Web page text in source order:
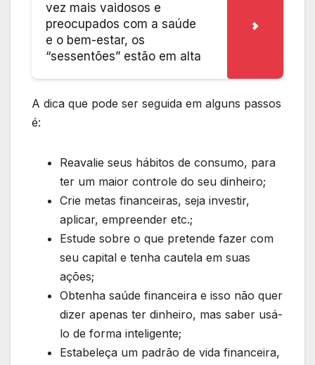
vez mais vaidosos e
preocupados com a saúde
e o bem-estar, os
“sessentões” estão em alta
A dica que pode ser seguida em alguns passos
é:
Reavalie seus hábitos de consumo, para
ter um maior controle do seu dinheiro;
Crie metas financeiras, seja investir,
aplicar, empreender etc.;
Estude sobre o que pretende fazer com
seu capital e tenha cautela em suas
ações;
Obtenha saúde financeira e isso não quer
dizer apenas ter dinheiro, mas saber usá-
lo de forma inteligente;
Estabeleça um padrão de vida financeira,